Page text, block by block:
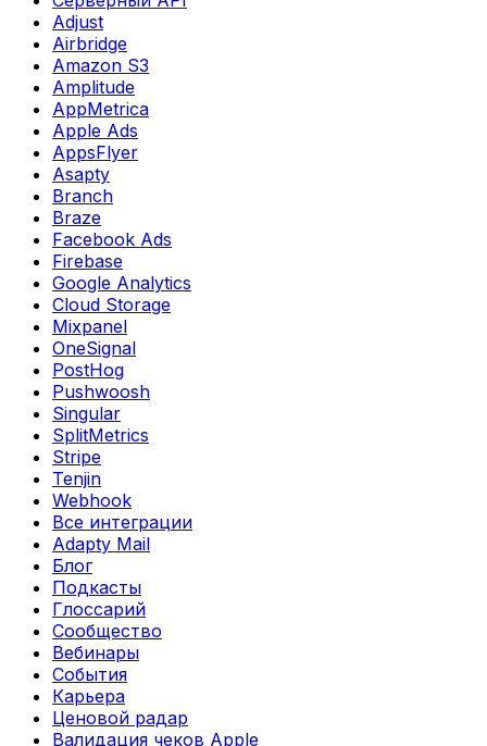
Adjust
Airbridge
Amazon S3
Amplitude
AppMetrica
Apple Ads
AppsFlyer
Asapty
Branch
Braze
Facebook Ads
Firebase
Google Analytics
Cloud Storage
Mixpanel
OneSignal
PostHog
Pushwoosh
Singular
SplitMetrics
Stripe
Tenjin
Webhook
Все интеграции
Adapty Mail
Блог
Подкасты
Глоссарий
Сообщество
Вебинары
События
Карьера
Ценовой радар
Валидация чеков Apple